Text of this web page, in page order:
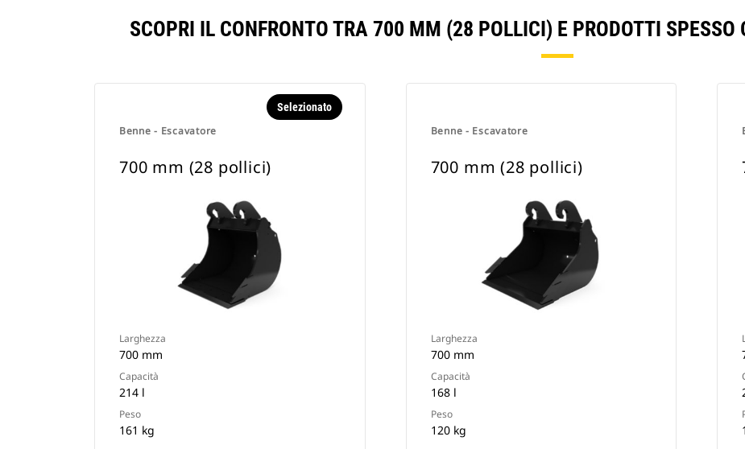
SCOPRI IL CONFRONTO TRA 700 MM (28 POLLICI) E PRODOTTI SPESSO
Benne - Escavatore
Selezionato
700 mm (28 pollici)
Larghezza
700 mm
Capacità
214 l
Peso
161 kg
Benne - Escavatore
700 mm (28 pollici)
Larghezza
700 mm
Capacità
168 l
Peso
120 kg